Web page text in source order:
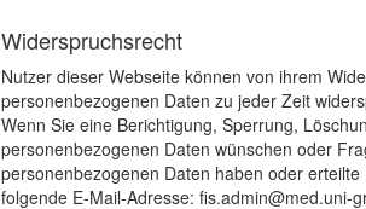
Widerspruchsrecht
Nutzer dieser Webseite können von ihrem
personenbezogenen Daten zu jeder Zeit
Wenn Sie eine Berichtigung, Sperrung,
personenbezogenen Daten wünschen oder
personenbezogenen Daten haben oder
folgende E-Mail-Adresse: fis.admin@med.uni-